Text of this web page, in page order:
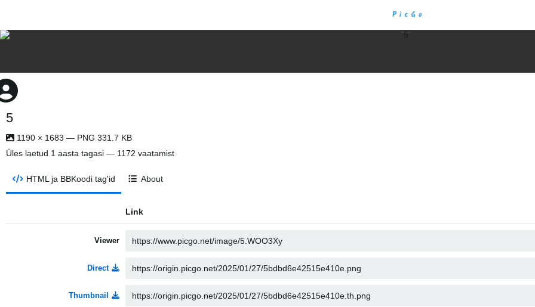
5
1190 × 1683 — PNG 331.7 KB
Üles laetud 1 aasta tagasi — 1172 vaatamist
HTML ja BBKoodi tag'id About
Link
Viewer
Direct
Thumbnail